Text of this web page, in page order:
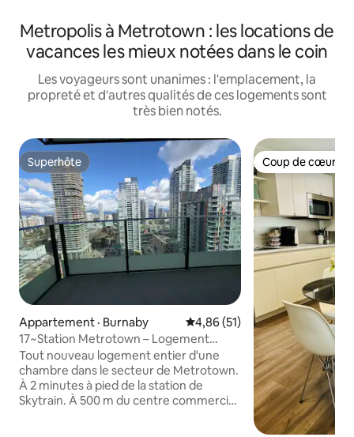
Metropolis à Metrotown : les locations de
vacances les mieux notées dans le coin
Les voyageurs sont unanimes : l'emplacement, la
propreté et d'autres qualités de ces logements sont
très bien notés.
Superhôte
Superhôte
Appartement · Burnaby Note moyenne de 4,86 sur 5,
4,86 (51)
17~Station Metrotown – Logement
entier 1 chambre 1 chambre
Tout nouveau logement entier d'une
chambre dans le secteur de Metrotown.
À 2 minutes à pied de la station de
Skytrain. À 500 m du centre commercial
Coup de cœur
Coup de cœur